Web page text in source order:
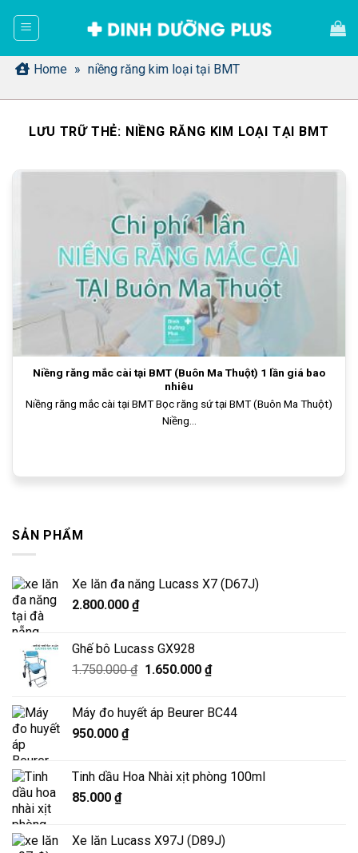
dung Home » niềng răng kim loại tại BMT
LƯU TRỮ THẺ: NIỀNG RĂNG KIM LOẠI TẠI BMT
Niềng răng mắc cài tại BMT (Buôn Ma Thuột) 1 lần giá bao
nhiêu
Niềng răng mắc cài tại BMT Bọc răng sứ tại BMT (Buôn Ma Thuột)
Niềng...
SẢN PHẨM
Xe lăn đa năng Lucass X7 (D67J)
2.800.000 ₫
Ghế bô Lucass GX928
1.750.000₫ Giá
là:
1.750.000 ₫.
1.650.000 ₫Giá
là:
Máy đo huyết áp Beurer BC44
950.000 ₫
Tinh dầu Hoa Nhài xịt phòng 100ml
85.000 ₫
Xe lăn Lucass X97J (D89J)